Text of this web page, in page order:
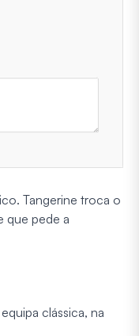
. Tangerine troca o
que pede a
clássica, na